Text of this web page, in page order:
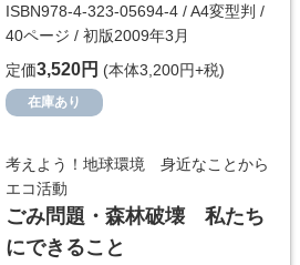
ISBN978-4-323-05694-4 / A4変型判 /
40ページ / 初版2009年3月
定価3,520円 (本体3,200円+税)
在庫あり
考えよう！地球環境 身近なことから
エコ活動
ごみ問題・森林破壊 私たち
にできること